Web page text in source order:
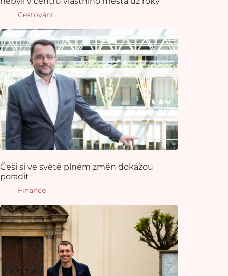
Cestování
Češi si ve světě plném změn dokážou
poradit
Finance